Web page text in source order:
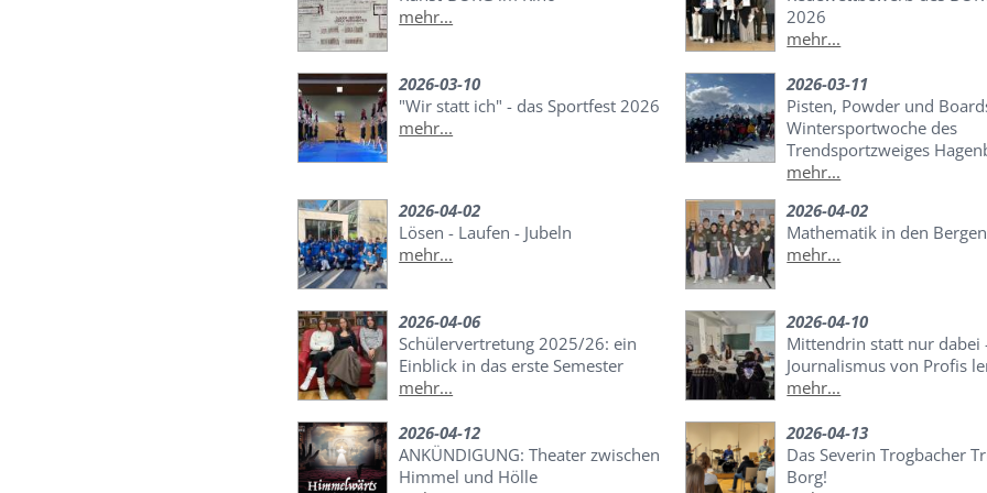
mehr...
2026
mehr...
2026-03-10
"Wir statt ich" - das Sportfest 2026
mehr...
2026-03-11
Pisten, Powder und
Wintersportwoche des
Trendsportzweiges
mehr...
2026-04-02
Lösen - Laufen - Jubeln
mehr...
2026-04-02
Mathematik in den Bergen
mehr...
2026-04-06
Schülervertretung 2025/26: ein
Einblick in das erste Semester
mehr...
2026-04-10
Mittendrin statt nur dabei
Journalismus von Profis
mehr...
2026-04-12
ANKÜNDIGUNG: Theater zwischen
Himmel und Hölle
2026-04-13
Das Severin Trogbacher
Borg!